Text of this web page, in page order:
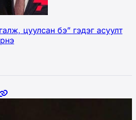
цуулсан бэ” гэдэг асуулт